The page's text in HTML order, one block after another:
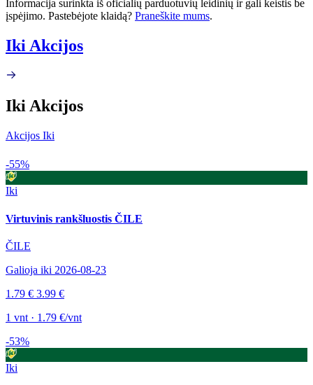
Informacija surinkta iš oficialių parduotuvių leidinių ir gali keistis be
įspėjimo. Pastebėjote klaidą? Praneškite mums.
Iki Akcijos
Iki Akcijos
Akcijos Iki
-55%
Iki
Virtuvinis rankšluostis ČILE
ČILE
Galioja iki 2026-08-23
1.79 € 3.99 €
1 vnt · 1.79 €/vnt
-53%
Iki